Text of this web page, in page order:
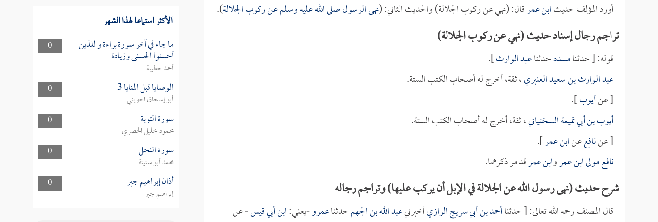
أورد المؤلف حديثابن عمرقال: (نهي عن ركوب الجلالة) والحديث الثاني: (نهى الرسول صلى الله عليه وسلم عن ركوب الجلالة).
تراجم رجال إسناد حديث (نهي عن ركوب الجلالة)
قوله: [ حدثنامسددحدثناعبد الوارث].
عبد الوارث بن سعيد العنبري، ثقة، أخرج له أصحاب الكتب الستة.
[ عنأيوب].
أيوب بن أبي تميمة السختياني، ثقة، أخرج له أصحاب الكتب الستة.
[ عننافععنابن عمر].
نافع مولى ابن عمروابن عمرقد مر ذكرهما.
شرح حديث (نهى رسول الله عن الجلالة في الإبل أن يركب عليها) وتراجم رجاله
قال المصنف رحمه الله تعالى: [ حدثناأحمد بن أبي سريج الرازيأخبرنيعبد الله بن الجهمحدثناعمرو-يعني:ابن أبي قيس- عن
الأكثر استماعا لهذا الشهر
0 ما جاء في آخر سورة براءة و للذين
أحسنوا الحسنى وزيادة
أحمد حطيبة
0
الوصايا قبل المنايا 3
أبو إسحاق الحويني
0
سورة التوبة
محمود خليل الحصري
0
سورة النحل
محمد أبو سنينة
0
أذان إبراهيم جبر
إبراهيم جبر